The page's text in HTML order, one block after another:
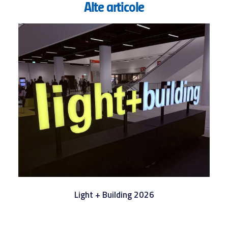
Alte articole
Light + Building 2026